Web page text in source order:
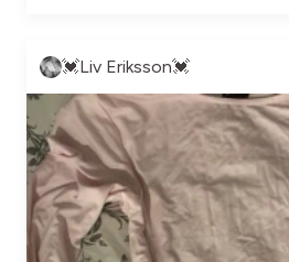
💓Liv Eriksson💓